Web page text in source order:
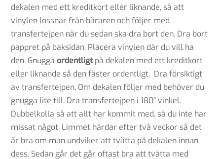
dekalen med ett kreditkort eller liknande, så att
vinylen lossnar från bäraren och följer med
transfertejpen när du sedan ska dra bort den. Dra bort
pappret på baksidan. Placera vinylen där du vill ha
den. Gnuggaordentligt på dekalen med ett kreditkort
eller liknande så den fäster ordentligt. Dra försiktigt
av transfertejpen. Om dekalen följer med behöver du
gnugga lite till. Dra transfertejpen i 180° vinkel.
Dubbelkolla så att allt har kommit med, så du inte har
missat något. Limmet härdar efter två veckor så det
är bra om man undviker att tvätta på dekalen innan
dess. Sedan går det går oftast bra att tvätta med